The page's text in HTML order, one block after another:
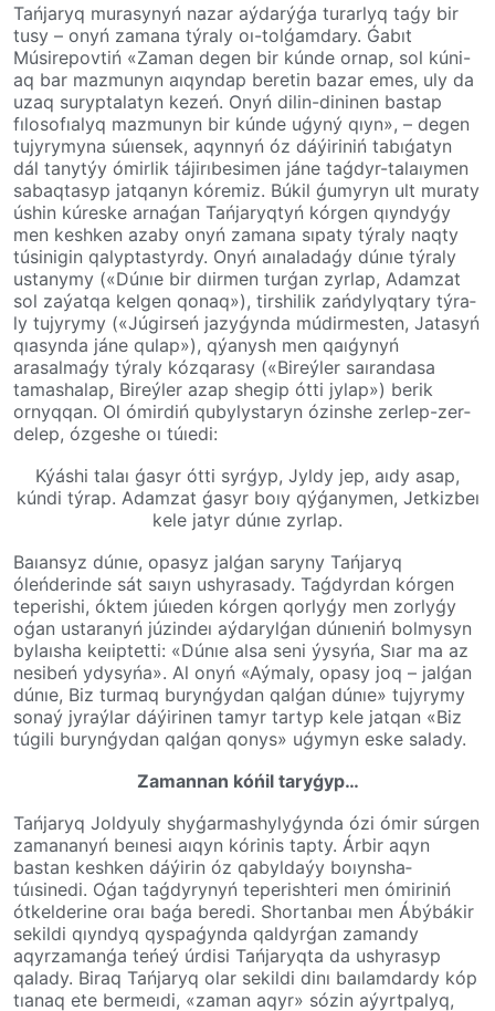
Tańjaryq murasynyń nazar aýda­rýǵa turar­­lyq taǵy bir
tusy – onyń zamana týra­ly­­ oı­­-tol­ǵam­dary. Ǵabıt
Músirepovtiń «Zaman­ degen bir kúnde ornap, sol kúni-
aq bar­ maz­mu­nyn aıqyndap beretin bazar emes, uly da
uzaq suryptalatyn kezeń. Onyń dilin-di­ni­nen bastap
fılosofıalyq mazmunyn bir kúnde uǵyný qıyn», – degen
tujyrymyna súıensek, aqynnyń óz dáýiriniń tabıǵatyn
dál tanytýy ómirlik táji­rı­be­si­men jáne taǵdyr-talaıy­men
sabaq­ta­syp jatqanyn kóremiz. Búkil ǵumy­ryn ult muraty
úshin kúres­ke ar­na­­ǵan­ Tańjaryqtyń kór­gen­­ qıyn­dy­ǵy
men keshken azaby onyń zamana sıpaty týraly naqty
túsinigin qalyp­tas­tyrdy. Onyń aınaladaǵy dúnıe týraly
ustanymy («Dúnıe bir dıirmen tur­ǵan zyrlap, Adamzat
sol zaýatqa kel­gen­ qonaq»), tir­shi­lik zańdylyqtary týra­
ly­ tu­jy­ry­my («Júgirseń jazyǵynda múdirmesten, Jatasyń
qıasynda jáne qulap»), qýanysh men qaı­ǵy­nyń
arasalmaǵy týraly kózqarasy («Bireýler saırandasa
tamashalap, Bireýler azap shegip ótti jylap») berik
ornyqqan. Ol ómirdiń qubylystaryn ózinshe zerlep-zer­
de­lep,­ ózgeshe oı túıedi:
Kýáshi talaı ǵasyr ótti syrǵyp, Jyldy jep, aıdy asap,
kúndi týrap. Adamzat ǵasyr boıy qýǵanymen, Jetkizbeı
kele jatyr dúnıe zyrlap.
Baıansyz dúnıe, opasyz jalǵan saryny Tańjaryq
óleńderinde sát saıyn ushyrasady. Taǵdyrdan kórgen
teperishi, óktem júıeden kórgen qorlyǵy men zorlyǵy
oǵan ustaranyń júzindeı aýdarylǵan dúnıeniń bolmysyn
bylaısha keıiptetti: «Dúnıe alsa seni ýy­sy­ńa,­ Sıar ma az
nesibeń ydysyńa». Al onyń «Aýmaly, opasy joq – jalǵan
dúnıe, Biz turmaq buryn­ǵydan qalǵan dúnıe» tujyrymy
so­naý­ jy­raý­lar dáýirinen tamyr­ tartyp kele jatqan «Biz
túgili buryn­ǵydan qalǵan qonys» uǵy­myn eske salady.
Zamannan kóńil taryǵyp…
Tańjaryq Joldyuly shyǵar­ma­shy­ly­ǵynda ózi ómir súrgen
zama­na­nyń beınesi aıqyn kórinis tapty. Árbir aqyn
bastan keshken­ dáýirin óz qabyldaýy boıynsha­
túısinedi. Oǵan taǵdyrynyń teperishteri men ómiriniń
ótkel­derine oraı baǵa beredi. Shortanbaı men Ábýbákir
sekildi qıyndyq qyspaǵynda qal­dyr­ǵan zamandy
aqyrzamanǵa teńeý úrdisi Tań­ja­ryq­ta da ushyrasyp
qalady. Biraq Tańjaryq olar sekildi dinı baılamdardy kóp
tıanaq ete bermeıdi, «zaman aqyr» sózin aýyr­t­palyq,